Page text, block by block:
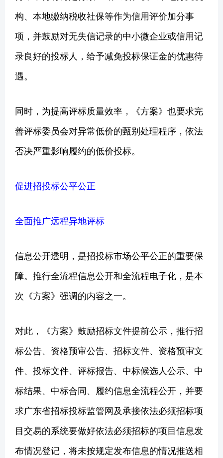
构、本地缴纳税收社保等作为信用评价加分事
项，并鼓励对无失信记录的中小微企业或信用记
录良好的投标人，给予减免投标保证金的优惠待
遇。
同时，为提高评标质量效率，《方案》也要求完
善评标委员会对异常低价的甄别处理程序，依法
否决严重影响履约的低价投标。
促进招投标公平公正
全面推广远程异地评标
信息公开透明，是招投标市场公平公正的重要保
障。推行全流程信息公开和全流程电子化，是本
次《方案》强调的内容之一。
对此，《方案》鼓励招标文件提前公示，推行招
标公告、资格预审公告、招标文件、资格预审文
件、投标文件、评标报告、中标候选人公示、中
标结果、中标合同、履约信息全流程公开，并要
求广东省招标投标监管网及承接依法必须招标项
目交易的系统要做好依法必须招标的项目信息发
布情况登记，将未按规定发布信息的情况推送相